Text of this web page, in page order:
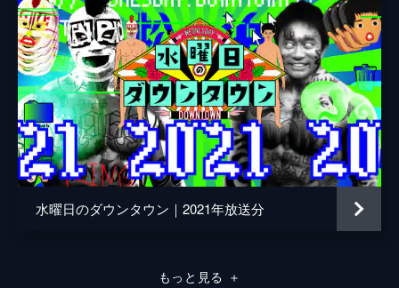
モンスターハウスから初の脱落者が…クロち
ゃんが選ぶのは誰だ？▼どんな芸人でもめち
ゃくちゃ地元なら好きな芸人ランキングで1
位になれる説▼巨大風船が割れないドッキリ
55分
2018/12/19放送 #158 モンスターハウス
#6 ほか
日本最重量200㎏超女性をお姫様だっこでき
る男いる？▼嫁子供が別人ドッキリ▼おっぱ
い星人絶滅説▼モンスターハウスでクロちゃ
んが女子3人からモテる不測事態…？
水曜日のダウンタウン｜2021年放送分
もっと見る ＋